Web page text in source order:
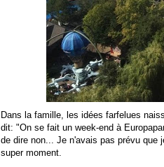
Dans la famille, les idées farfelues
dit: "On se fait un week-end à
de dire non... Je n'avais pas prévu que
super moment.